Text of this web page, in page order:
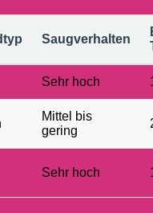
Saugverhalten
Sehr hoch
Mittel bis
gering
Sehr hoch